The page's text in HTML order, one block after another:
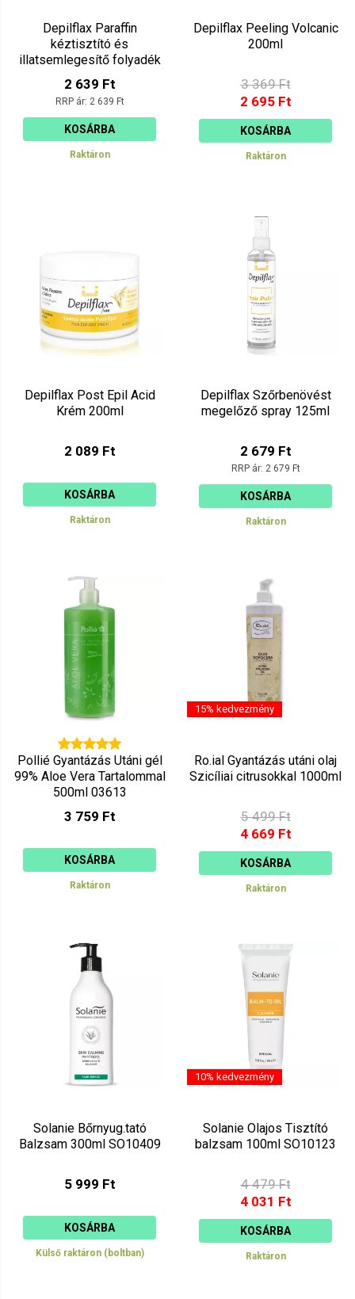
Depilflax Paraffin
kéztisztító és
illatsemlegesítő folyadék
2 639 Ft
RRP ár: 2 639 Ft
KOSÁRBA
Raktáron
Depilflax Peeling Volcanic
200ml
3 369 Ft
2 695 Ft
KOSÁRBA
Raktáron
Depilflax Post Epil Acid
Krém 200ml
2 089 Ft
KOSÁRBA
Raktáron
Depilflax Szőrbenövést
megelőző spray 125ml
2 679 Ft
RRP ár: 2 679 Ft
KOSÁRBA
Raktáron
Pollié Gyantázás Utáni gél
99% Aloe Vera Tartalommal
500ml 03613
3 759 Ft
KOSÁRBA
Raktáron
15% kedvezmény
Ro.ial Gyantázás utáni olaj
Szicíliai citrusokkal 1000ml
5 499 Ft
4 669 Ft
KOSÁRBA
Raktáron
Solanie Bőrnyug.tató
Balzsam 300ml SO10409
5 999 Ft
KOSÁRBA
Külső raktáron (boltban)
10% kedvezmény
Solanie Olajos Tisztító
balzsam 100ml SO10123
4 479 Ft
4 031 Ft
KOSÁRBA
Raktáron